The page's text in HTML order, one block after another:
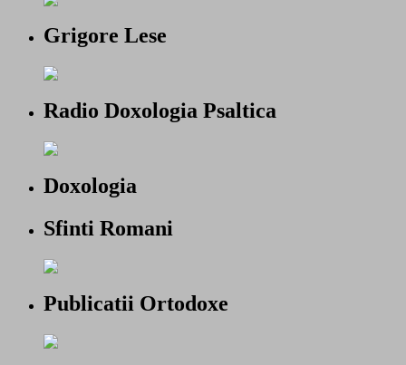
Grigore Lese
Radio Doxologia Psaltica
Doxologia
Sfinti Romani
Publicatii Ortodoxe